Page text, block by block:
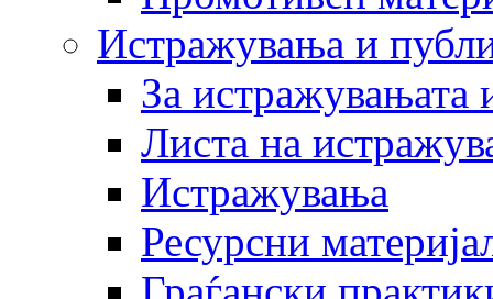
Истражувања и
За истражувањата
Листа на
Истражувања
Ресурсни